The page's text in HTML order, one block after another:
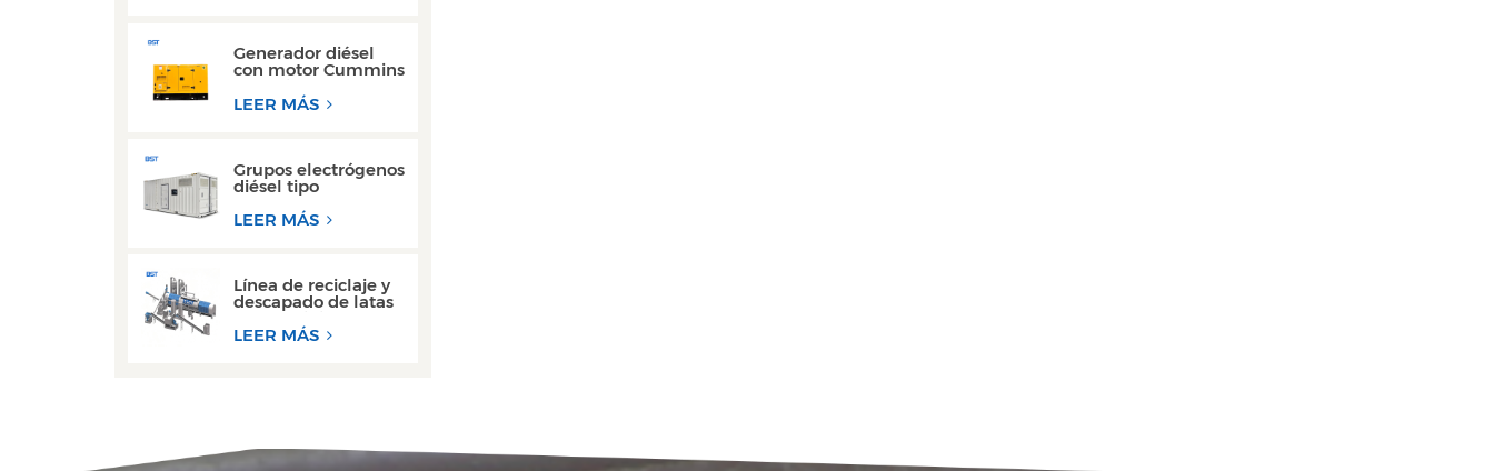
Generador diésel
con motor Cummins
silencioso de 100
LEER MÁS
Grupos electrógenos
diésel tipo
contenedor de 300
kW y 350 kVA, los
LEER MÁS
Línea de reciclaje y
descapado de latas
de aluminio de
desecho de alto
LEER MÁS